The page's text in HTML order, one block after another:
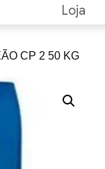
Loja
CP 2 50 KG